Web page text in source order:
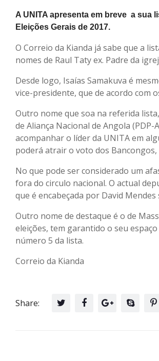
A UNITA apresenta em breve a sua
Eleições Gerais de 2017.
O Correio da Kianda já sabe que a
nomes de Raul Taty ex. Padre da
Desde logo, Isaías Samakuva é
vice-presidente, que de acordo com
Outro nome que soa na referida
de Aliança Nacional de Angola
acompanhar o líder da UNITA em
poderá atrair o voto dos Bancongos,
No que pode ser considerado um
fora do circulo nacional. O actual
que é encabeçada por David
Outro nome de destaque é o de
eleições, tem garantido o seu
número 5 da lista.
Correio da Kianda
Share: